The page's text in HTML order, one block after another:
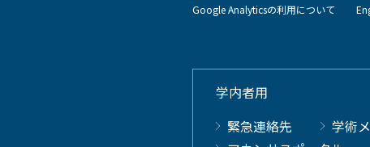
Google Analyticsの利用について
学内者用
緊急連絡先
学術